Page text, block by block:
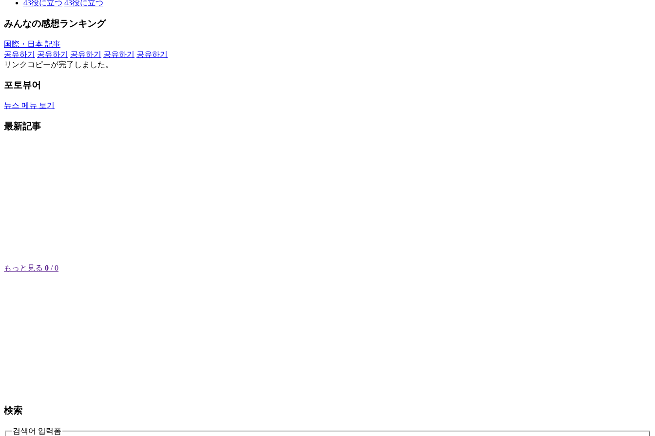
43役に立つ 43役に立つ
みんなの感想ランキング
国際・日本 記事
공유하기
공유하기 공유하기 공유하기
공유하기
リンクコピーが完了しました。
포토뷰어
뉴스 메뉴 보기
最新記事
もっと見る 0 / 0
検索
검색어 입력폼